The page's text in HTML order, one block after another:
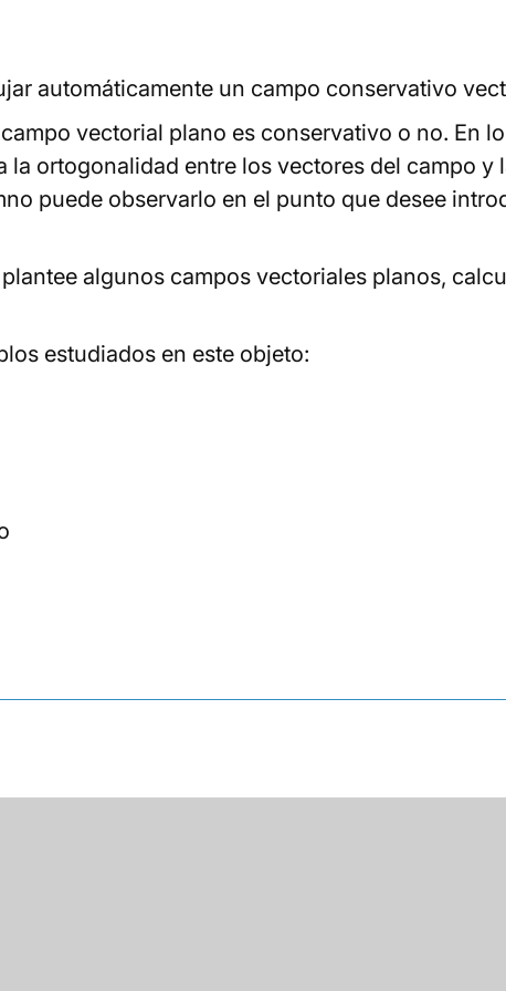
automáticamente un campo conservativo
vectorial plano es conservativo o no. En
la ortogonalidad entre los vectores del campo
puede observarlo en el punto que desee
algunos campos vectoriales planos,
estudiados en este objeto: